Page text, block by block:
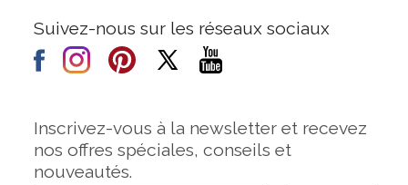
Suivez-nous sur les réseaux sociaux
Inscrivez-vous à la newsletter et recevez
nos offres spéciales, conseils et
nouveautés.